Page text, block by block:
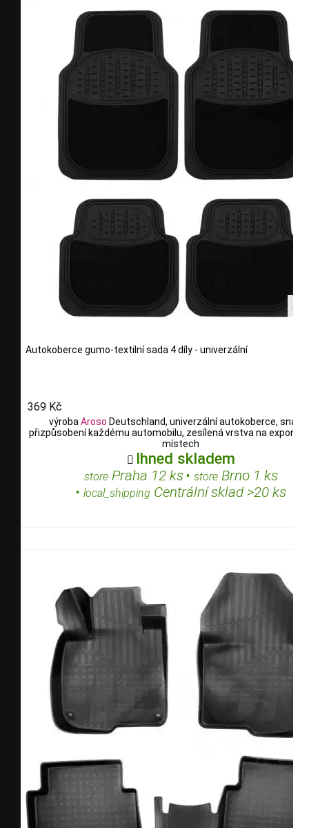
Autokoberce gumo-textilní sada 4 díly - univerzální
369 Kč
výrobaAroso Deutschland, univerzální autokoberce,
přizpůsobení každému automobilu, zesílená vrstva na
místech
 Ihned skladem
storePraha 12 ks• storeBrno 1 ks
• local_shipping Centrální sklad >20 ks